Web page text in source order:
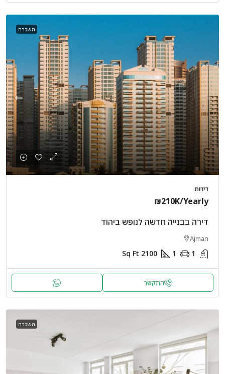
השכרה
דירות
₪210K/Yearly
דירה בבנייה חדשה לנופש ביהוד
Ajman
1
1
2100
Sq Ft
התקשר
השכרה